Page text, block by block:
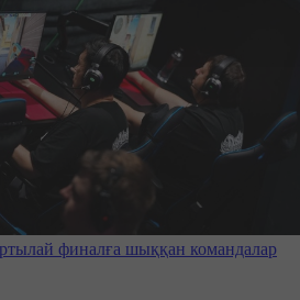
финалға шыққан командалар